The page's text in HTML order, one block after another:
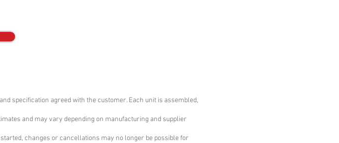
specification agreed with the customer. Each unit is assembled,
and may vary depending on manufacturing and supplier
changes or cancellations may no longer be possible for